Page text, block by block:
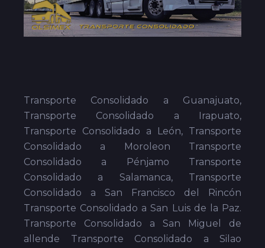
Transporte Consolidado a Guanajuato,
Transporte Consolidado a Irapuato,
Transporte Consolidado a León, Transporte
Consolidado a Moroleon Transporte
Consolidado a Pénjamo Transporte
Consolidado a Salamanca, Transporte
Consolidado a San Francisco del Rincón
Transporte Consolidado a San Luis de la Paz.
Transporte Consolidado a San Miguel de
allende Transporte Consolidado a Silao